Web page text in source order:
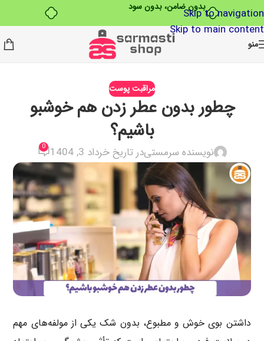
بدون ضامن، بدون سودSkip to navigation
Skip to main content
منو
مراقبت پوست
چطور بدون عطر زدن هم خوشبو
باشیم؟
نویسنده سرمستیدر تاریخ خرداد 3, 1404 0
داشتن بوی خوش و مطبوع، بدون شک یکی از مولفه‌های مهم